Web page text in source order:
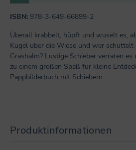
ISBN: 978-3-649-66899-2
Überall krabbelt, hüpft und wuselt es,
Kugel über die Wiese und wer schüttelt
Grashalm? Lustige Schieber verraten es
zu einem großen Spaß für kleine
Pappbilderbuch mit Schiebern.
Produktinformationen